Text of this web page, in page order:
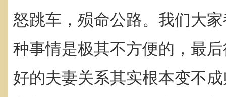
怒跳车，殒命公路。我们大
种事情是极其不方便的，最
好的夫妻关系其实根本变不